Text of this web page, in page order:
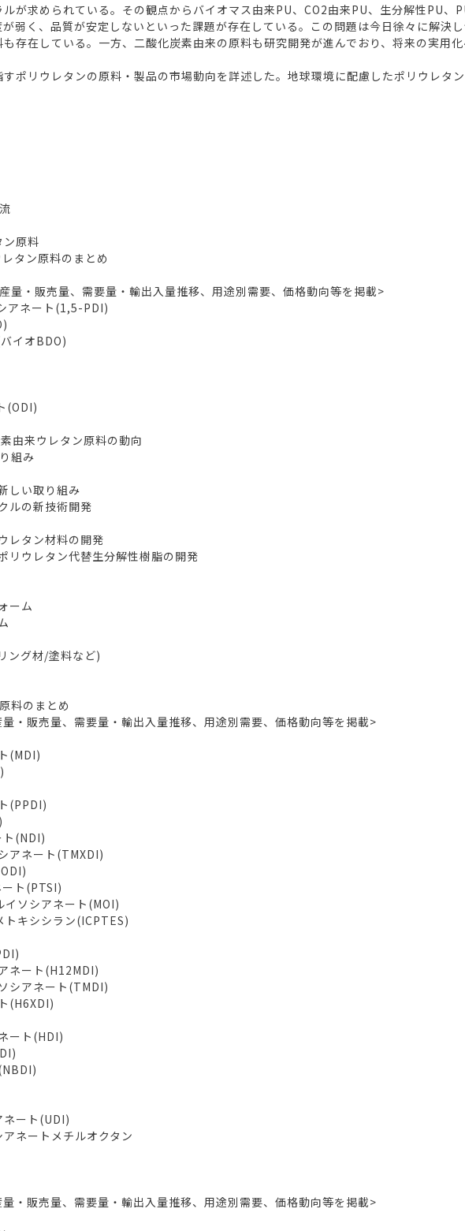
が求められている。その観点からバイオマス由来PU、CO2由来PU、生分解性PU、
弱く、品質が安定しないといった課題が存在している。この問題は今日徐々に解決
存在している。一方、二酸化炭素由来の原料も研究開発が進んでおり、将来の実用化
ポリウレタンの原料・製品の市場動向を詳述した。地球環境に配慮したポリウレタ
原料
タン原料のまとめ
量・販売量、需要量・輸出入量推移、用途別需要、価格動向等を掲載>
ネート(1,5-PDI)
イオBDO)
(ODI)
来ウレタン原料の動向
組み
しい取り組み
ルの新技術開発
タン材料の開発
ウレタン代替生分解性樹脂の開発
ーム
ング材/塗料など)
料のまとめ
・販売量、需要量・輸出入量推移、用途別需要、価格動向等を掲載>
(MDI)
(PPDI)
(NDI)
アネート(TMXDI)
ト(PTSI)
ソシアネート(MOI)
キシシラン(ICPTES)
ネート(H12MDI)
シアネート(TMDI)
(H6XDI)
ート(HDI)
ート(UDI)
ネートメチルオクタン
・販売量、需要量・輸出入量推移、用途別需要、価格動向等を掲載>